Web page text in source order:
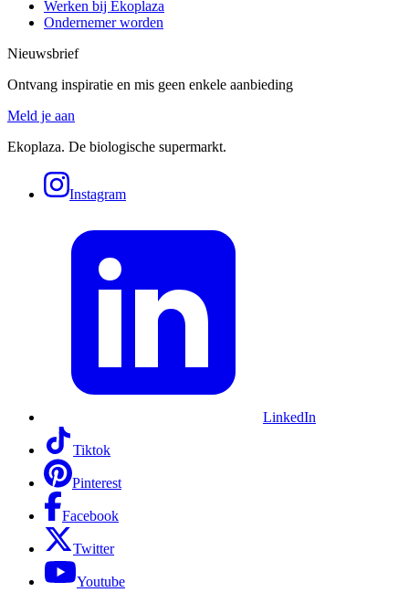
Werken bij Ekoplaza
Ondernemer worden
Nieuwsbrief
Ontvang inspiratie en mis geen enkele aanbieding
Meld je aan
Ekoplaza. De biologische supermarkt.
Instagram
LinkedIn
Tiktok
Pinterest
Facebook
Twitter
Youtube